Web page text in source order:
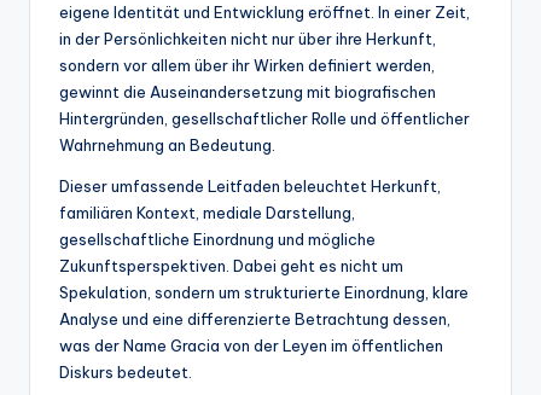
eigene Identität und Entwicklung eröffnet. In einer Zeit,
in der Persönlichkeiten nicht nur über ihre Herkunft,
sondern vor allem über ihr Wirken definiert werden,
gewinnt die Auseinandersetzung mit biografischen
Hintergründen, gesellschaftlicher Rolle und öffentlicher
Wahrnehmung an Bedeutung.
Dieser umfassende Leitfaden beleuchtet Herkunft,
familiären Kontext, mediale Darstellung,
gesellschaftliche Einordnung und mögliche
Zukunftsperspektiven. Dabei geht es nicht um
Spekulation, sondern um strukturierte Einordnung, klare
Analyse und eine differenzierte Betrachtung dessen,
was der Name Gracia von der Leyen im öffentlichen
Diskurs bedeutet.